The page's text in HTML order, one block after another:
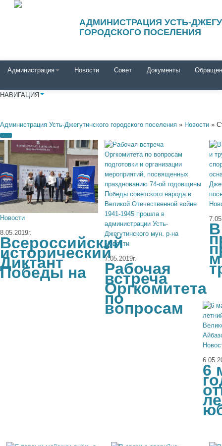
АДМИНИСТРАЦИЯ УСТЬ-
ГОРОДСКОГО ПОСЕЛЕНИЯ
Администрация Новости Совет Документы
НАВИГАЦИЯ
Администрация Усть-Джегутинского городского поселения » Новости »
Новости
8.05.2019г.
Всероссийский
исторический
Диктант
Победы на
Новости
7.05.2019г.
Рабочая
встреча
Оргкомитета
по
вопросам
В
6